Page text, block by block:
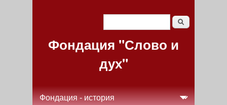
Фондация "Слово и
дух"
Search form